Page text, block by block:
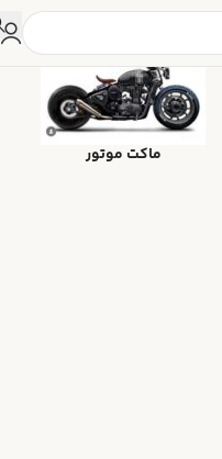
ماکت موتور